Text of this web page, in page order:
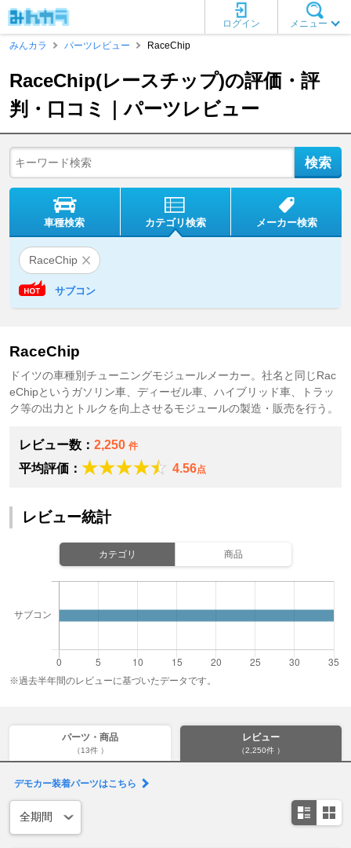
メニュー
ログイン
みんカラ
パーツレビュー RaceChip
RaceChip(レースチップ)の評価・評
判・口コミ｜パーツレビュー
車種検索 カテゴリ検索 メーカー検索
RaceChip
サブコン
RaceChip
ドイツの車種別チューニングモジュールメーカー。社名と同じRac
eChipというガソリン車、ディーゼル車、ハイブリッド車、トラッ
ク等の出力とトルクを向上させるモジュールの製造・販売を行う。
レビュー数： 2,250 件
平均評価： 4.56点
レビュー統計
カテゴリ 商品
※過去半年間のレビューに基づいたデータです。
パーツ・商品
（13件 ）
レビュー
（2,250件 ）
デモカー装着パーツはこちら